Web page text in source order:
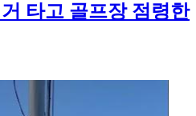
타고 골프장 점령한